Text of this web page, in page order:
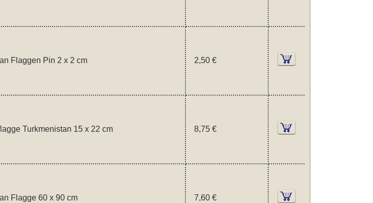
Flaggen Pin 2 x 2 cm 2,50 €
Turkmenistan 15 x 22 cm 8,75 €
Flagge 60 x 90 cm 7,60 €